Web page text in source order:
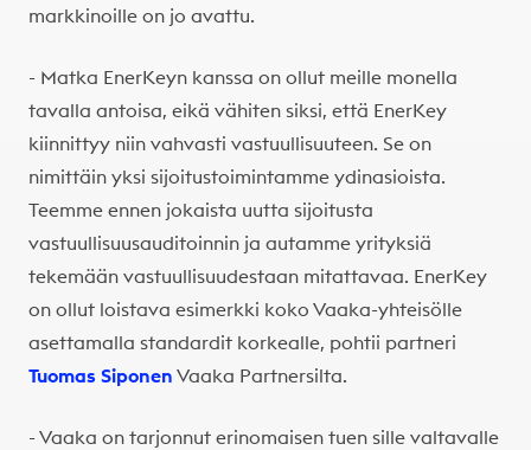
markkinoille on jo avattu.
- Matka EnerKeyn kanssa on ollut meille monella
tavalla antoisa, eikä vähiten siksi, että EnerKey
kiinnittyy niin vahvasti vastuullisuuteen. Se on
nimittäin yksi sijoitustoimintamme ydinasioista.
Teemme ennen jokaista uutta sijoitusta
vastuullisuusauditoinnin ja autamme yrityksiä
tekemään vastuullisuudestaan mitattavaa. EnerKey
on ollut loistava esimerkki koko Vaaka-yhteisölle
asettamalla standardit korkealle, pohtii partneri
Tuomas Siponen Vaaka Partnersilta.
- Vaaka on tarjonnut erinomaisen tuen sille valtavalle